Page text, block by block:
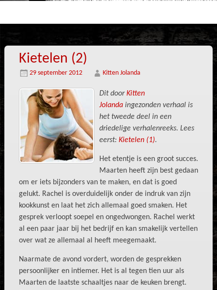
Kietelen (2)
29 september 2012 Kitten Jolanda
Dit door Kitten
Jolanda ingezonden verhaal is
het tweede deel in een
driedelige verhalenreeks. Lees
eerst: Kietelen (1).
Het etentje is een groot succes.
Maarten heeft zijn best gedaan
om er iets bijzonders van te maken, en dat is goed
gelukt. Rachel is overduidelijk onder de indruk van zijn
kookkunst en laat het zich allemaal goed smaken. Het
gesprek verloopt soepel en ongedwongen. Rachel werkt
al een paar jaar bij het bedrijf en kan smakelijk vertellen
over wat ze allemaal al heeft meegemaakt.
Naarmate de avond vordert, worden de gesprekken
persoonlijker en intiemer. Het is al tegen tien uur als
Maarten de laatste schaaltjes naar de keuken brengt.